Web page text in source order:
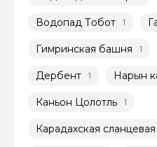
Водопад Тобот 1
Гимринская башня 1
Дербент 1 Нарын
Каньон Цолотль 1
Карадахская